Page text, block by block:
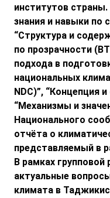
институтов
знания и навыки по
“Структура и
по прозрачности
подхода в
национальных
NDC)”, “Концепция и
“Механизмы и
Национального
отчёта о
представляемый в
В рамках
актуальные
климата в